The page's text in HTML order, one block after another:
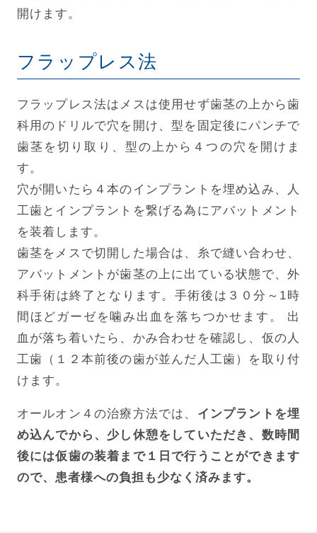
開けます。
フラップレス法
フラップレス法はメスは使用せず歯茎の上から歯
科用のドリルで穴を開け、型を固定後にパンチで
歯茎を切り取り、型の上から４つの穴を開けま
す。
穴が開いたら４本のインプラントを埋め込み、人
工歯とインプラントを繋げる為にアバットメント
を装着します。
歯茎をメスで切開した場合は、糸で縫い合わせ、
アバットメントが歯茎の上に出ている状態で、外
科手術は終了となります。手術後は３０分～1時
間ほどガーゼを噛み出血を落ちつかせます。 出
血が落ち着いたら、かみ合わせを確認し、仮の人
工歯（１２本前後の歯が並んだ人工歯）を取り付
けます。
オールオン４の治療方法では、 インプラントを埋
め込んでから、少し休憩をしていただき、数時間
後には仮歯の装着まで１日で行うことができます
ので、患者様への負担も少なく済みます。